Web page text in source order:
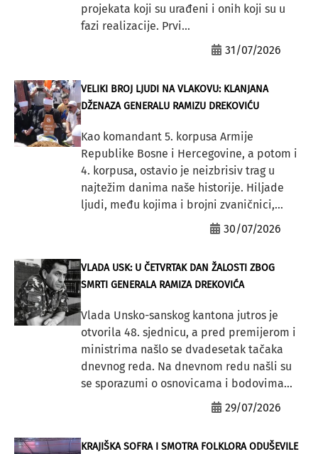
projekata koji su urađeni i onih koji su u
fazi realizacije. Prvi...
31/07/2026
VELIKI BROJ LJUDI NA VLAKOVU: KLANJANA
DŽENAZA GENERALU RAMIZU DREKOVIĆU
Kao komandant 5. korpusa Armije
Republike Bosne i Hercegovine, a potom i
4. korpusa, ostavio je neizbrisiv trag u
najtežim danima naše historije. Hiljade
ljudi, među kojima i brojni zvaničnici,...
30/07/2026
VLADA USK: U ČETVRTAK DAN ŽALOSTI ZBOG
SMRTI GENERALA RAMIZA DREKOVIĆA
Vlada Unsko-sanskog kantona jutros je
otvorila 48. sjednicu, a pred premijerom i
ministrima našlo se dvadesetak tačaka
dnevnog reda. Na dnevnom redu našli su
se sporazumi o osnovicama i bodovima...
29/07/2026
KRAJIŠKA SOFRA I SMOTRA FOLKLORA ODUŠEVILE